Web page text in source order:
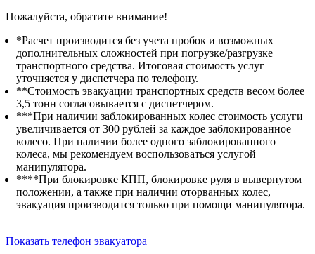
Пожалуйста, обратите внимание!
*Расчет производится без учета пробок и возможных
дополнительных сложностей при погрузке/разгрузке
транспортного средства. Итоговая стоимость услуг
уточняется у диспетчера по телефону.
**Стоимость эвакуации транспортных средств весом более
3,5 тонн согласовывается с диспетчером.
***При наличии заблокированных колес стоимость услуги
увеличивается от 300 рублей за каждое заблокированное
колесо. При наличии более одного заблокированного
колеса, мы рекомендуем воспользоваться услугой
манипулятора.
****При блокировке КПП, блокировке руля в вывернутом
положении, а также при наличии оторванных колес,
эвакуация производится только при помощи манипулятора.
Показать телефон эвакуатора